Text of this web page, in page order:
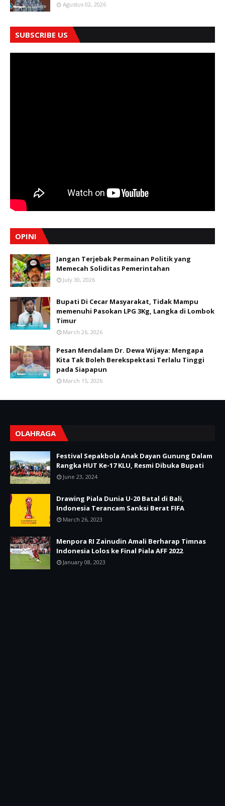
Agustus 02, 2026
SUBSCRIBE US
OPINI
Jangan Terjebak Permainan Politik yang
Memecah Soliditas Pemerintahan
July 30, 2026
Bupati Di Cecar Masyarakat, Tidak Mampu
memenuhi Pasokan LPG 3Kg, Langka di Lombok
Timur
March 26, 2026
Pesan Mendalam Dr. Dewa Wijaya: Mengapa
Kita Tak Boleh Berekspektasi Terlalu Tinggi
pada Siapapun
March 15, 2026
OLAHRAGA
Festival Sepakbola Anak Dayan Gunung Dalam
Rangka HUT Ke-17 KLU, Resmi Dibuka Bupati
June 23, 2024
Drawing Piala Dunia U-20 Batal di Bali,
Indonesia Terancam Sanksi Berat FIFA
March 26, 2023
Menpora RI Zainudin Amali Berharap Timnas
Indonesia Lolos ke Final Piala AFF 2022
January 08, 2023